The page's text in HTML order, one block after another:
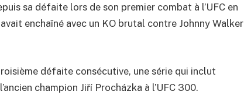
sa défaite lors de son premier combat à l’UFC en
enchaîné avec un KO brutal contre Johnny Walker
défaite consécutive, une série qui inclut
champion Jiří Procházka à l’UFC 300.